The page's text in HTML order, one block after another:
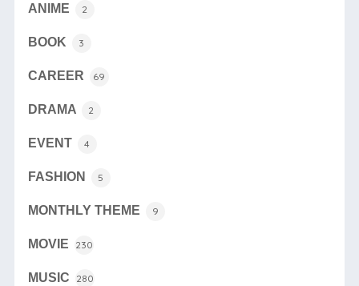
ANIME 2
BOOK 3
CAREER 69
DRAMA 2
EVENT 4
FASHION 5
MONTHLY THEME 9
MOVIE 230
MUSIC 280